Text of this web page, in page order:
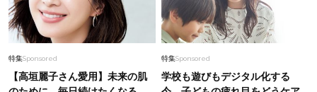
特集Sponsored
【高垣麗子さん愛用】未来の肌
特集Sponsored
学校も遊びもデジタル化する